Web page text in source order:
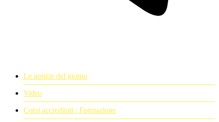
Le notizie del giorno
Video
Corsi accreditati / Formazione